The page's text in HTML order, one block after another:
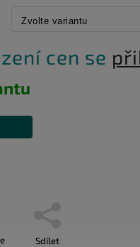
cen se
Sdílet